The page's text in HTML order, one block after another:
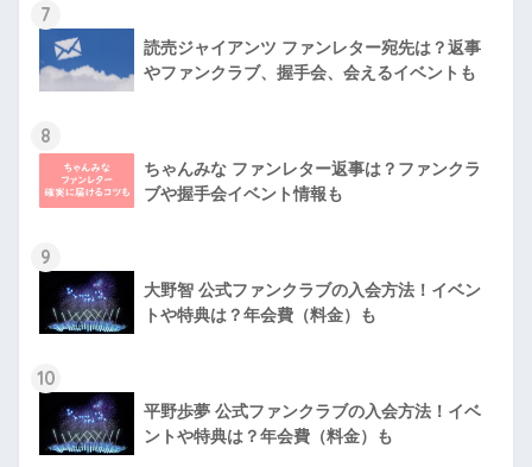
7
読売ジャイアンツ ファンレター宛先は？返事
やファンクラブ、握手会、会えるイベントも
8
ちゃんみな ファンレター返事は？ファンクラ
ブや握手会イベント情報も
9
大野智 公式ファンクラブの入会方法！イベン
トや特典は？年会費（料金）も
10
平野歩夢 公式ファンクラブの入会方法！イベ
ントや特典は？年会費（料金）も